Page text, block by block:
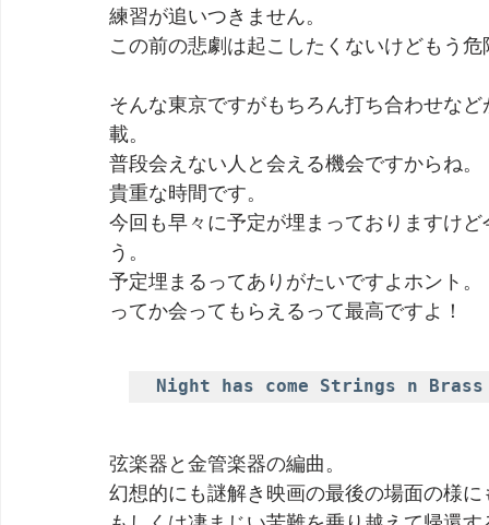
練習が追いつきません。
この前の悲劇は起こしたくないけどもう
そんな東京ですがもちろん打ち合わせな
載。
普段会えない人と会える機会ですからね。
貴重な時間です。
今回も早々に予定が埋まっておりますけ
う。
予定埋まるってありがたいですよホント。
ってか会ってもらえるって最高ですよ！
Night has come Strings n Brass
弦楽器と金管楽器の編曲。
幻想的にも謎解き映画の最後の場面の様